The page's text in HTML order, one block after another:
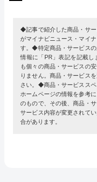
◆記事で紹介した商品・サ
がマイナビニュース・マイ
す。◆特定商品・サービス
情報に「PR」表記を記載
も個々の商品・サービスの
りません。商品・サービス
さい。◆商品・サービスス
ホームページの情報を参考
のもので、その後、商品・
サービス内容が変更されて
合があります。